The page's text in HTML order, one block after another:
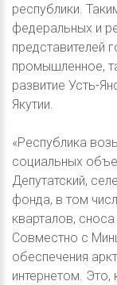
республики.
федеральных и
представителей
промышленное,
развитие Усть-
Якутии.
«Республика
социальных
Депутатский,
фонда, в том
кварталов,
Совместно с
обеспечения
интернетом. Это,